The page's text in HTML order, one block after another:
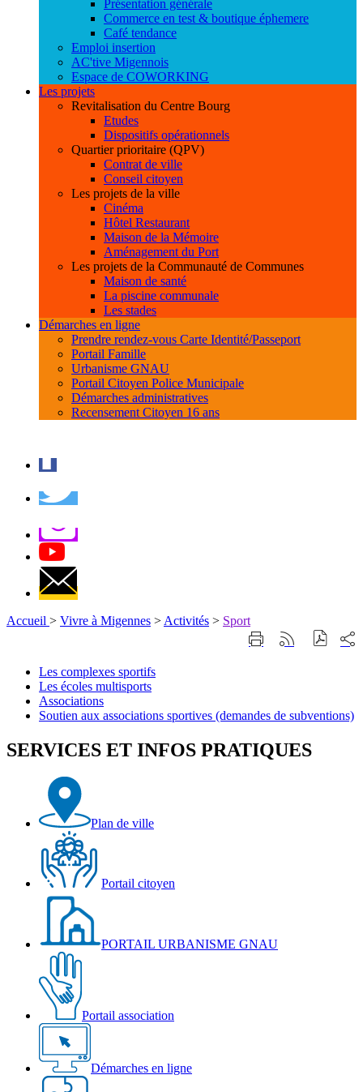
Présentation générale
Commerce en test & boutique éphemere
Café tendance
Emploi insertion
AC'tive Migennois
Espace de COWORKING
Les projets
Revitalisation du Centre Bourg
Etudes
Dispositifs opérationnels
Quartier prioritaire (QPV)
Contrat de ville
Conseil citoyen
Les projets de la ville
Cinéma
Hôtel Restaurant
Maison de la Mémoire
Aménagement du Port
Les projets de la Communauté de Communes
Maison de santé
La piscine communale
Les stades
Démarches en ligne
Prendre rendez-vous Carte Identité/Passeport
Portail Famille
Urbanisme GNAU
Portail Citoyen Police Municipale
Démarches administratives
Recensement Citoyen 16 ans
Accueil > Vivre à Migennes > Activités > Sport
ImprimerGénérer
sur
Les complexes sportifs
Les
écoles
multisports
Les écoles multisports
Associations
Soutien aux associations sportives (demandes de subventions)
SERVICES ET INFOS PRATIQUES
Plan de ville
Portail citoyen
PORTAIL URBANISME GNAU
Portail association
Démarches en ligne